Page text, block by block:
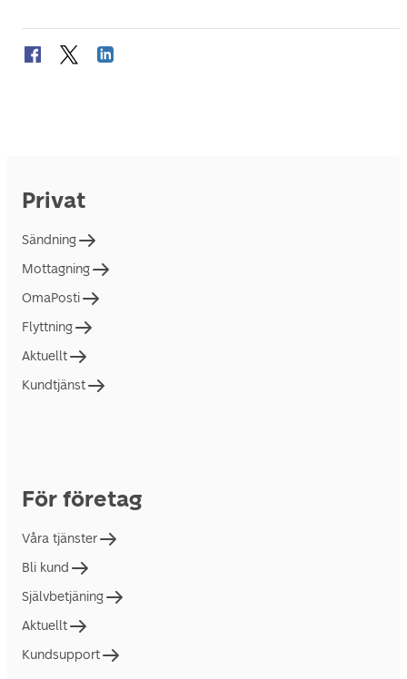
Privat
Sändning
Mottagning
OmaPosti
Flyttning
Aktuellt
Kundtjänst
För företag
Våra tjänster
Bli kund
Självbetjäning
Aktuellt
Kundsupport